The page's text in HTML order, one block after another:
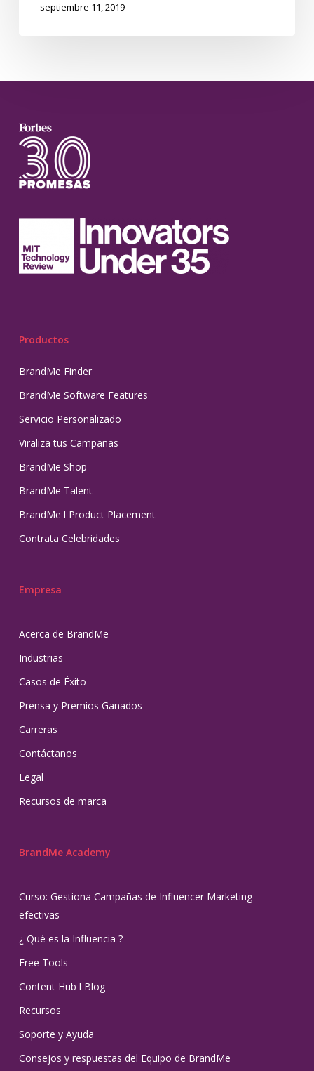
septiembre 11, 2019
Productos
BrandMe Finder
BrandMe Software Features
Servicio Personalizado
Viraliza tus Campañas
BrandMe Shop
BrandMe Talent
BrandMe l Product Placement
Contrata Celebridades
Empresa
Acerca de BrandMe
Industrias
Casos de Éxito
Prensa y Premios Ganados
Carreras
Contáctanos
Legal
Recursos de marca
BrandMe Academy
Curso: Gestiona Campañas de Influencer Marketing
efectivas
¿ Qué es la Influencia ?
Free Tools
Content Hub l Blog
Recursos
Soporte y Ayuda
Consejos y respuestas del Equipo de BrandMe